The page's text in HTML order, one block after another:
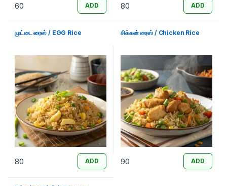
60 ADD 80 ADD
முட்டை ரைஸ் / EGG Rice
80 ADD
சிக்கன் ரைஸ் / Chicken Rice
90 ADD